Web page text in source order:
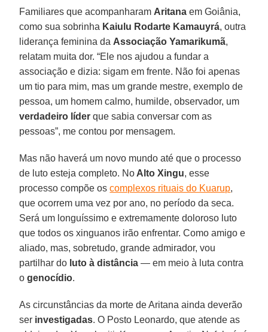
Familiares que acompanharam Aritana em Goiânia,
como sua sobrinha Kaiulu Rodarte Kamauyrá, outra
liderança feminina da Associação Yamarikumã,
relatam muita dor. “Ele nos ajudou a fundar a
associação e dizia: sigam em frente. Não foi apenas
um tio para mim, mas um grande mestre, exemplo de
pessoa, um homem calmo, humilde, observador, um
verdadeiro líder que sabia conversar com as
pessoas”, me contou por mensagem.
Mas não haverá um novo mundo até que o processo
de luto esteja completo. No Alto Xingu, esse
processo compõe oscomplexos rituais do Kuarup,
que ocorrem uma vez por ano, no período da seca.
Será um longuíssimo e extremamente doloroso luto
que todos os xinguanos irão enfrentar. Como amigo e
aliado, mas, sobretudo, grande admirador, vou
partilhar do luto à distância — em meio à luta contra
ogenocídio.
As circunstâncias da morte de Aritana ainda deverão
ser investigadas. O Posto Leonardo, que atende as